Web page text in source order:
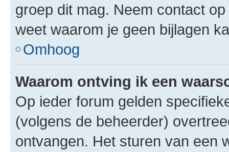
groep dit mag. Neem contact
weet waarom je geen bijlagen
Omhoog
Waarom ontving ik een
Op ieder forum gelden
(volgens de beheerder)
ontvangen. Het sturen van een